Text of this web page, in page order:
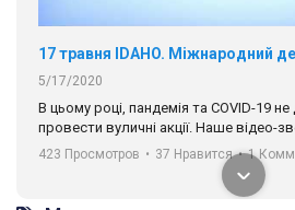
5/17/2020
В цьому році, пандемія та COVІD-19
провести вуличні акції. Наше відео-
навіть коли ми у різних містах та не
разом. Ми закликаємо всіх хто
солідарності, приєднатися до нас.
ГАУ є в 16 областях України.
423 Просмотров • 37 Нравится • 1